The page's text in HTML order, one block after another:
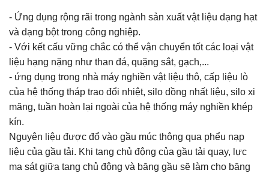
- Ứng dụng rộng rãi trong ngành sản xuất vật liệu dạng hạt
và dạng bột trong công nghiệp.
- Với kết cấu vững chắc có thể vận chuyển tốt các loại vật
liệu hạng nặng như than đá, quặng sắt, gạch,...
- ứng dụng trong nhà máy nghiền vật liệu thô, cấp liệu lò
của hệ thống tháp trao đổi nhiệt, silo dồng nhất liệu, silo xi
măng, tuần hoàn lại ngoài của hệ thống máy nghiền khép
kín.
Nguyên liệu được đổ vào gầu múc thông qua phểu nạp
liệu của gầu tải. Khi tang chủ động của gầu tải quay, lực
ma sát giữa tang chủ động và băng gầu sẽ làm cho băng